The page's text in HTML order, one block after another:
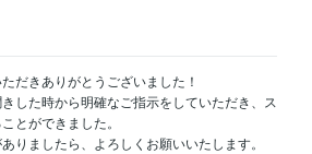
だきありがとうございました！
した時から明確なご指示をしていただき、ス
とができました。
りましたら、よろしくお願いいたします。